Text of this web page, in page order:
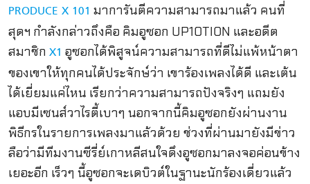
PRODUCE X 101 มาการันตีความสามารถมาแล้ว คนที่
สุดฯ กำลังกล่าวถึงคือ คิมอูซอก UP10TION และอดีต
สมาชิก X1 อูซอกได้พิสูจน์ความสามารถที่ดีไม่แพ้หน้าตา
ของเขาให้ทุกคนได้ประจักษ์ว่า เขาร้องเพลงได้ดี และเต้น
ได้เยี่ยมแค่ไหน เรียกว่าความสามารถปังจริงๆ แถมยัง
แอบมีเซนส์วาไรตี้เบาๆ นอกจากนี้คิมอูซอกยังผ่านงาน
พิธีกรในรายการเพลงมาแล้วด้วย ช่วงที่ผ่านมายังมีข่าว
ลือว่ามีทีมงานซีรี่ย์เกาหลีสนใจดึงอูซอกมาลงจอค่อนข้าง
เยอะอีก เร็วๆ นี้อูซอกจะเดบิวต์ในฐานะนักร้องเดี่ยวแล้ว